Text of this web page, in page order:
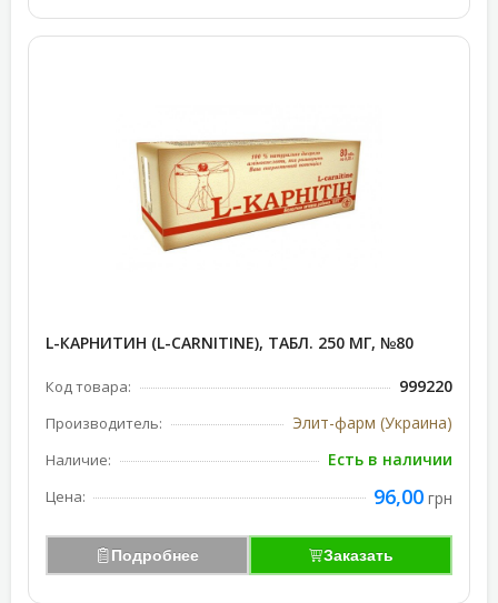
L-КАРНИТИН (L-CARNITINE), ТАБЛ. 250 МГ, №80
Код товара: 999220
Производитель: Элит-фарм (Украина)
Наличие: Есть в наличии
Цена: 96,00 грн
Подробнее Заказать